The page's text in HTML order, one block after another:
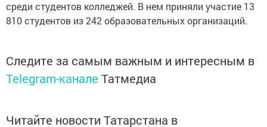
среди студентов колледжей. В нем приняли участие 13
810 студентов из 242 образовательных организаций.
Следите за самым важным и интересным в
Telegram-канале Татмедиа
Читайте новости Татарстана в